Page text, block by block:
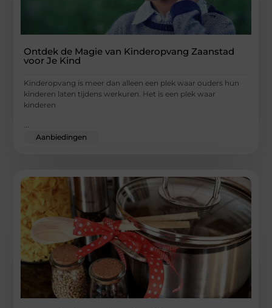
Ontdek de Magie van Kinderopvang Zaanstad
voor Je Kind
Kinderopvang is meer dan alleen een plek waar ouders hun
kinderen laten tijdens werkuren. Het is een plek waar
kinderen
Aanbiedingen